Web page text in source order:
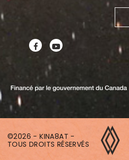
©2026 - KINA8AT -
TOUS DROITS RÉSERVÉS